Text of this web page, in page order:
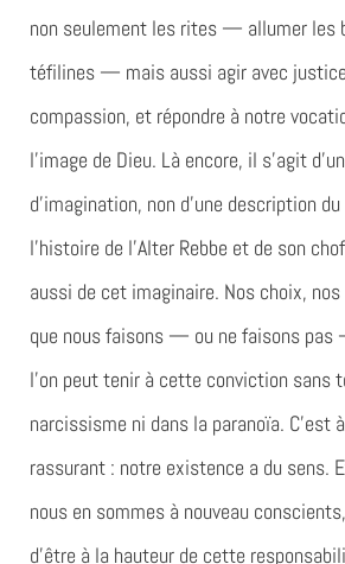
non seulement les rites — allumer les
téfilines — mais aussi agir avec
compassion, et répondre à notre
l’image de Dieu. Là encore, il s’agit
d’imagination, non d’une description
l’histoire de l’Alter Rebbe et de son
aussi de cet imaginaire. Nos choix,
que nous faisons — ou ne faisons
l’on peut tenir à cette conviction sans
narcissisme ni dans la paranoïa.
rassurant : notre existence a du sens.
nous en sommes à nouveau
d’être à la hauteur de cette